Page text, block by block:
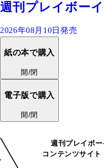
週刊プレイボー
2026年08月10日発売
紙の本で購入
開/閉
電子版で購入
開/閉
週刊プレイボ
コンテンツサイト